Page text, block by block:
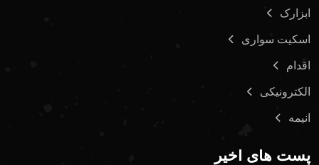
ابزارک
اسکیت سواری
اقدام
الکترونیکی
انیمه
پست های اخیر